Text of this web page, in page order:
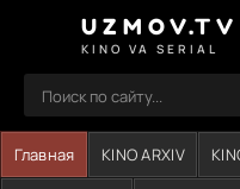
UZMOV.TV
KINO VA SERIAL
Главная KINO ARXIV